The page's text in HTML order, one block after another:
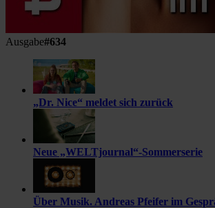
Ausgabe#634
„Dr. Nice“ meldet sich zurück
Neue „WELTjournal“-Sommerserie
Über Musik. Andreas Pfeifer im